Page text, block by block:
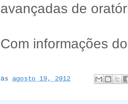
avançadas de
Com informações do
às agosto 19, 2012